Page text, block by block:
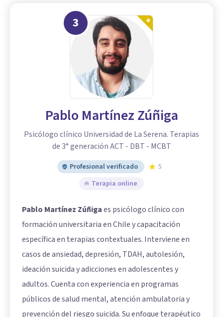
3
Pablo Martínez Zúñiga
Psicólogo clínico Universidad de La Serena. Terapias
de 3° generación ACT - DBT - MCBT
Profesional verificado
5
Terapia online
Pablo Martínez Zúñigaes psicólogo clínico con
formación universitaria en Chile y capacitación
específica en terapias contextuales. Interviene en
casos de ansiedad, depresión, TDAH, autolesión,
ideación suicida y adicciones en adolescentes y
adultos. Cuenta con experiencia en programas
públicos de salud mental, atención ambulatoria y
prevención del riesgo suicida. Su enfoque terapéutico